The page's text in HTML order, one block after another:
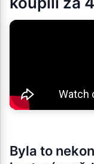
Byla to